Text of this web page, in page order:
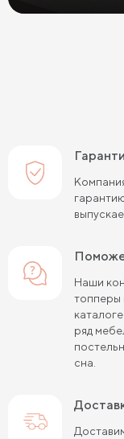
Наши
топперы
ряд
сна.